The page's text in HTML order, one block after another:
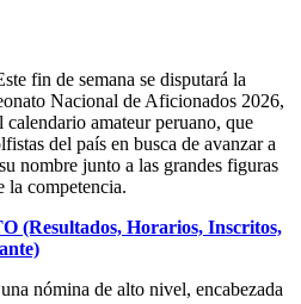
fin de semana se disputará la
Nacional de Aficionados 2026,
amateur peruano, que
del país en busca de avanzar a
nombre junto a las grandes figuras
la competencia.
(Resultados, Horarios, Inscritos,
nómina de alto nivel, encabezada